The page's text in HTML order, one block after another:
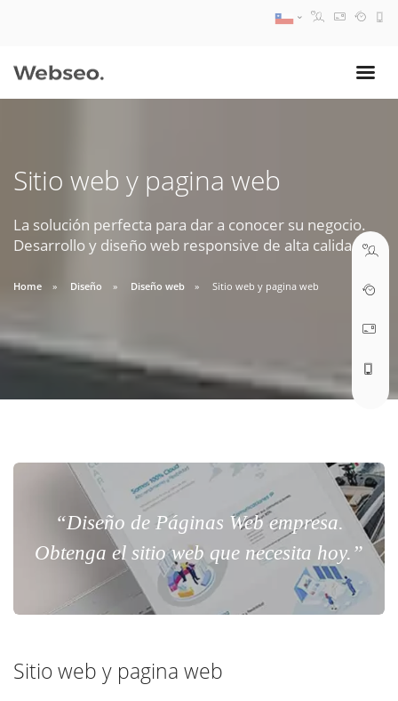
Sitio web y pagina web
La solución perfecta para dar a conocer su negocio.
Desarrollo y diseño web responsive de alta calidad.
Home Diseño Diseño web Sitio web y pagina web
“Diseño de Páginas Web empresa.
Obtenga el sitio web que necesita hoy.”
Sitio web y pagina web
09:30 AM A 18:30 PM
soporte@webseo.cl